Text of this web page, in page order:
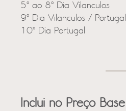
5º ao 8º Dia Vilanculos
9º Dia Vilanculos / Portugal
10º Dia Portugal
Inclui no Preço Base